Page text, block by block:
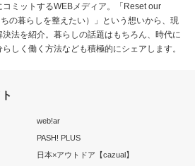
コミットするWEBメディア。「Reset our
の暮らしを整えたい）」という想いから、現
法を紹介。暮らしの話題はもちろん、時代に
しく働く方法なども積極的にシェアします。
web!ar
PASH! PLUS
日本×アウトドア【cazual】